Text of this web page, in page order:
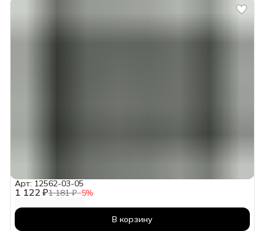
1 122 ₽1 181 ₽−5%
Арт: 12562-03-05
В корзину